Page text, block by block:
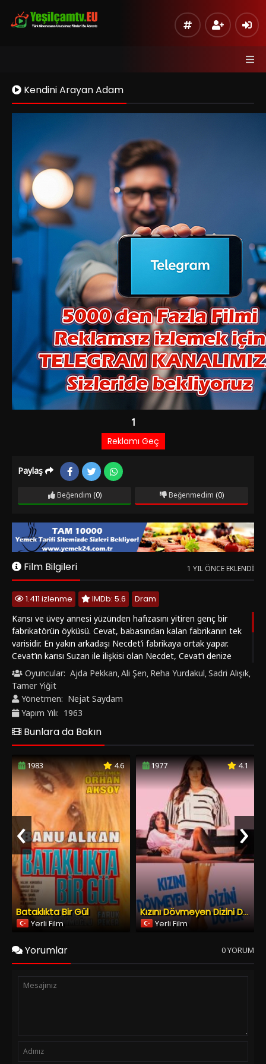
Kendini Arayan Adam
Listeye Ekle Sinema Modu
Paylaş
Beğendim (0) Beğenmedim(0)
1.411 izlenme IMDb: 5.6
Karısı ve üvey annesi yüzünden hafızasını yitiren genç bir
varisidir. En yakın arkadaşı Necdet’i fabrikaya ortak yapar.
Cevat’ın karısı Suzan ile ilişkisi olan Necdet, Cevat’ı denize
atıp intihar süsü vermeyi plânlar. Bu iş için kâhya Hilmi’yi
görevlendirir. Hilmi, Cevat’ı denize atmak yerine bir tekneye
bindirip memleketi Sinop’a yollar. Tekne, Yalova açıklarında
kaybı yaşar. Balıkçı Murat Reis ve ailesinin desteğiyle her şeyi
hatırlayacak ve intikamını alacaktır.
Oyuncular: Ajda Pekkan,Ali Şen,Reha Yurdakul,Sadri Alışık,
Tamer Yiğit
Yönetmen: Nejat Saydam
Yapım Yılı: 1963
Bunlara da Bakın
1983 4.6
Bataklıkta Bir Gül
Yerli Film
1977
Yerli Film
‹
Yorumlar 0 YORUM
Tüm Hakları Saklıdır